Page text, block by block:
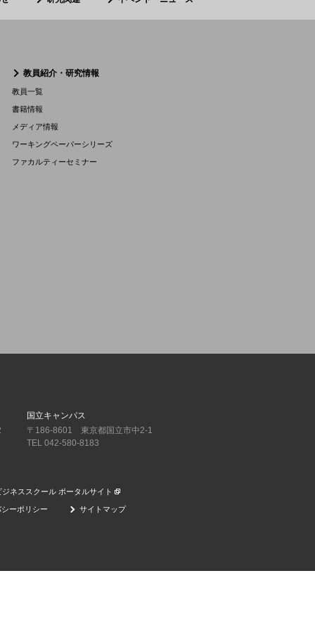
教員紹介・研究情報
教員一覧
書籍情報
メディア情報
ワーキングペーパーシリーズ
ファカルティーセミナー
国立キャンパス
〒186-8601 東京都国立市中2-1
TEL 042-580-8183
ジネススクール ポータルサイト
ーポリシー サイトマップ